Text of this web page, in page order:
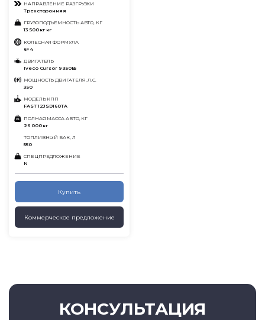
НАПРАВЛЕНИЕ РАЗГРУЗКИ
Трехсторонняя
ГРУЗОПОДЪЕМНОСТЬ АВТО, КГ
13 500 кг кг
КОЛЕСНАЯ ФОРМУЛА
6×4
ДВИГАТЕЛЬ
Iveco Cursor 9 350E5
МОЩНОСТЬ ДВИГАТЕЛЯ, Л.С.
350
МОДЕЛЬ КПП
FAST 12JSD160TA
ПОЛНАЯ МАССА АВТО, КГ
26 000 кг
ТОПЛИВНЫЙ БАК, Л
550
СПЕЦПРЕДЛОЖЕНИЕ
N
Купить
Коммерческое предложение
КОНСУЛЬТАЦИЯ